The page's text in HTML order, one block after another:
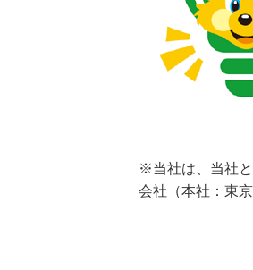
※当社は、当社
会社（本社：東